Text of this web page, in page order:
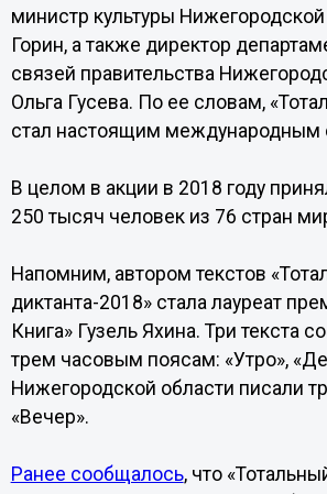
министр культуры
Горин, а также директор
связей правительства
Ольга Гусева. По ее словам,
стал настоящим международным
В целом в акции в 2018 году
250 тысяч человек из 76 стран
Напомним, автором текстов
диктанта-2018» стала лауреат
Книга» Гузель Яхина. Три текста
трем часовым поясам: «Утро»,
Нижегородской области писали
«Вечер».
Ранее сообщалось, что